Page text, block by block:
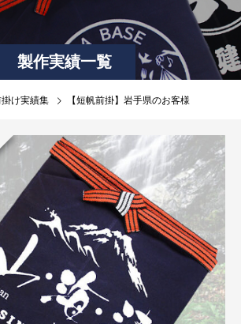
製作実績一覧
け実績集 【短帆前掛】岩手県のお客様